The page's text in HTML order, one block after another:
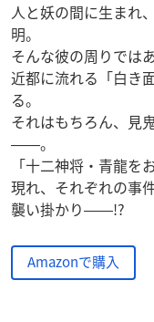
人と妖の間に生まれ
明。
そんな彼の周りでは
近都に流れる「白き
る。
それはもちろん、見
――。
「十二神将・青龍
現れ、それぞれの事
襲い掛かり――!?
Amazonで購入